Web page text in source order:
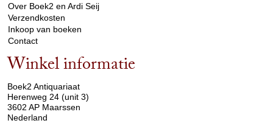
Over Boek2 en Ardi Seij
Verzendkosten
Inkoop van boeken
Contact
Winkel informatie
Boek2 Antiquariaat
Herenweg 24 (unit 3)
3602 AP Maarssen
Nederland